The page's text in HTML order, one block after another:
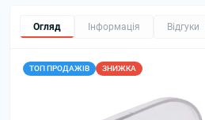
Огляд Інформація Відгуки
ТОП ПРОДАЖІВ ЗНИЖКА